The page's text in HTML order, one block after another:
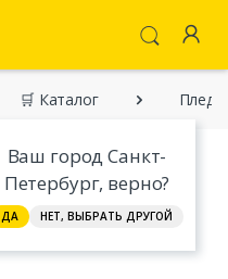
Ваш город Санкт-
Петербург, верно?
ДА НЕТ, ВЫБРАТЬ ДРУГОЙ
🛒 Каталог